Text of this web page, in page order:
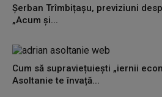
Șerban Trîmbițașu, previziuni
„Acum și...
Cum să supraviețuiești „iernii
Asoltanie te învață...